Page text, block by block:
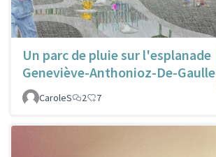
Un parc de pluie sur l'esplanade
Geneviève-Anthonioz-De-Gaulle
CaroleS
2 7